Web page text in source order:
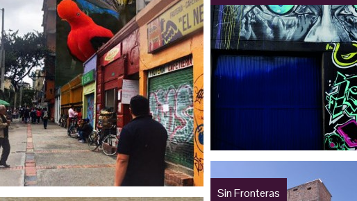
Sin Fronteras